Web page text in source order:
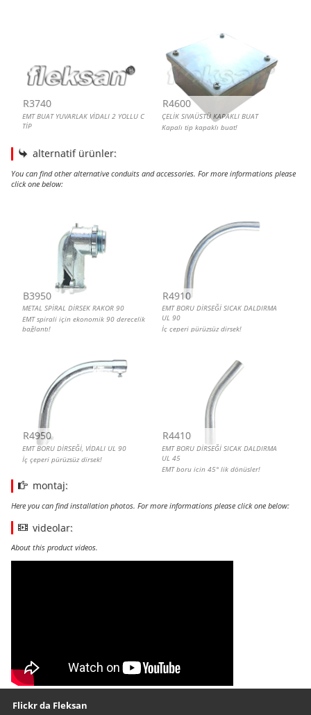
R3740
EMT BUAT YUVARLAK VİDALI 2 YOLLU C
TİP
R4600
ÇELİK SIVAÜSTÜ KAPAKLI BUAT
Kapalı tip kapaklı buat!
alternatif ürünler:
You can find other alternative conduits and accessories. For more informations please
click one below:
B3950
METAL SPİRAL DİRSEK RAKOR 90
EMT spirali için ekonomik 90 derecelik
bağlantı!
R4910
EMT BORU DİRSEĞİ SICAK DALDIRMA
UL 90
İç çeperi pürüzsüz dirsek!
R4950
EMT BORU DİRSEĞİ, VİDALI UL 90
İç çeperi pürüzsüz dirsek!
R4410
EMT BORU DİRSEĞİ SICAK DALDIRMA
UL 45
EMT boru için 45° lik dönüşler!
montaj:
Here you can find installation photos. For more informations please click one below:
videolar:
About this product videos.
R3910
Our footer
Footer content
Flickr da Fleksan